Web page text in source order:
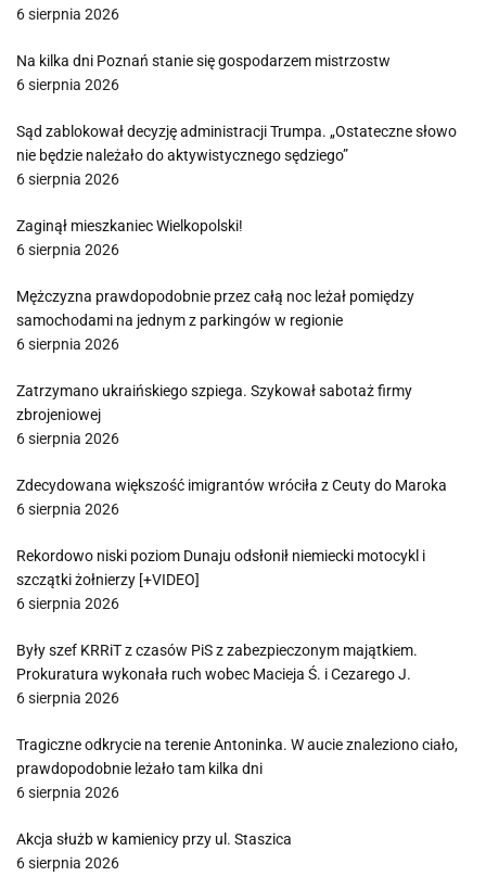
6 sierpnia 2026
Na kilka dni Poznań stanie się gospodarzem mistrzostw
6 sierpnia 2026
Sąd zablokował decyzję administracji Trumpa. „Ostateczne słowo
nie będzie należało do aktywistycznego sędziego”
6 sierpnia 2026
Zaginął mieszkaniec Wielkopolski!
6 sierpnia 2026
Mężczyzna prawdopodobnie przez całą noc leżał pomiędzy
samochodami na jednym z parkingów w regionie
6 sierpnia 2026
Zatrzymano ukraińskiego szpiega. Szykował sabotaż firmy
zbrojeniowej
6 sierpnia 2026
Zdecydowana większość imigrantów wróciła z Ceuty do Maroka
6 sierpnia 2026
Rekordowo niski poziom Dunaju odsłonił niemiecki motocykl i
szczątki żołnierzy [+VIDEO]
6 sierpnia 2026
Były szef KRRiT z czasów PiS z zabezpieczonym majątkiem.
Prokuratura wykonała ruch wobec Macieja Ś. i Cezarego J.
6 sierpnia 2026
Tragiczne odkrycie na terenie Antoninka. W aucie znaleziono ciało,
prawdopodobnie leżało tam kilka dni
6 sierpnia 2026
Akcja służb w kamienicy przy ul. Staszica
6 sierpnia 2026